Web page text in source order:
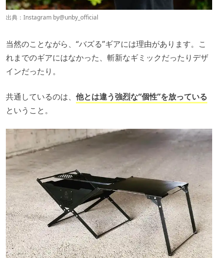
出典：Instagram by@unby_official
当然のことながら、“バズる”ギアには理由があります。こ
れまでのギアにはなかった、斬新なギミックだったりデザ
インだったり。
共通しているのは、 他とは違う強烈な“個性”を放っている
ということ。